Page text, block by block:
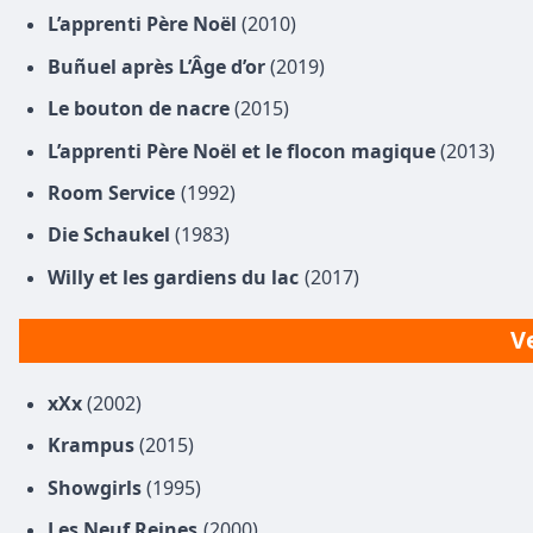
L’apprenti Père Noël (2010)
Buñuel après L’Âge d’or (2019)
Le bouton de nacre (2015)
L’apprenti Père Noël et le flocon magique (2013)
Room Service (1992)
Die Schaukel (1983)
Willy et les gardiens du lac (2017)
xXx (2002)
Krampus (2015)
Showgirls (1995)